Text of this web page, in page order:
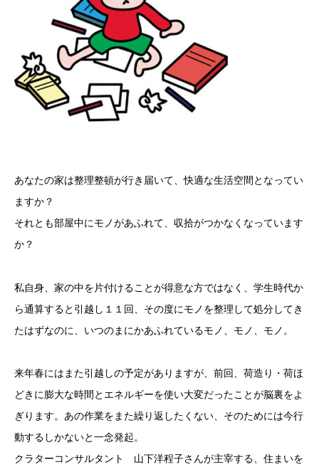
あなたの家は整理整頓が行き届いて、快適な生活空間となってい
ますか？
それとも部屋中にモノがあふれて、収拾がつかなくなっています
か？
私自身、家の中を片付けることが得意な方ではなく、学生時代か
ら通算すると引越し１１回、その度にモノを整理して処分してき
たはずなのに、いつのまにかあふれているモノ、モノ、モノ。
来年春にはまた引越しの予定がありますが、前回、荷造り・荷ほ
どきに膨大な時間とエネルギーを使い大変だったことが脳裏をよ
ぎります。あの作業をまた繰り返したくない、そのためには今行
動するしかないと一念発起。
クラターコンサルタント 山下洋程子さんが主宰する、住まいを